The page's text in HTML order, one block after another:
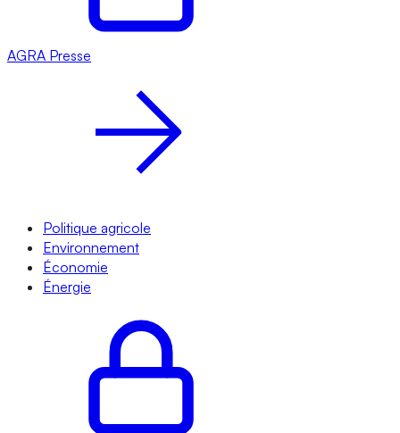
AGRA Presse
Politique agricole
Environnement
Économie
Énergie